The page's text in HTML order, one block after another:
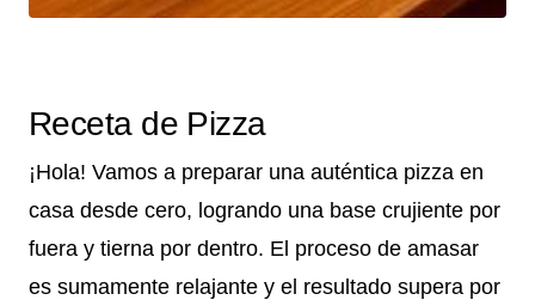
Receta de Pizza
¡Hola! Vamos a preparar una auténtica pizza en
casa desde cero, logrando una base crujiente por
fuera y tierna por dentro. El proceso de amasar
es sumamente relajante y el resultado supera por